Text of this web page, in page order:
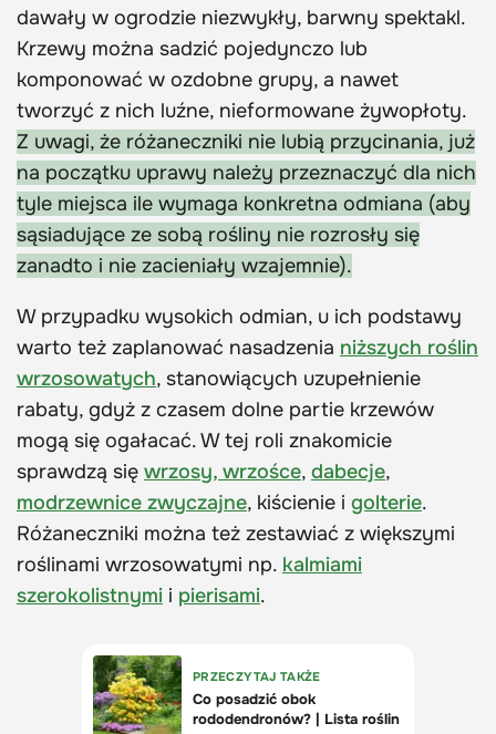
dawały w ogrodzie niezwykły, barwny spektakl.
Krzewy można sadzić pojedynczo lub
komponować w ozdobne grupy, a nawet
tworzyć z nich luźne, nieformowane żywopłoty.
Z uwagi, że różaneczniki nie lubią przycinania, już
na początku uprawy należy przeznaczyć dla nich
tyle miejsca ile wymaga konkretna odmiana (aby
sąsiadujące ze sobą rośliny nie rozrosły się
zanadto i nie zacieniały wzajemnie).
W przypadku wysokich odmian, u ich podstawy
warto też zaplanować nasadzenia niższych roślin
wrzosowatych, stanowiących uzupełnienie
rabaty, gdyż z czasem dolne partie krzewów
mogą się ogałacać. W tej roli znakomicie
sprawdzą się wrzosy, wrzośce, dabecje,
modrzewnice zwyczajne, kiścienie i golterie.
Różaneczniki można też zestawiać z większymi
roślinami wrzosowatymi np. kalmiami
szerokolistnymi i pierisami.